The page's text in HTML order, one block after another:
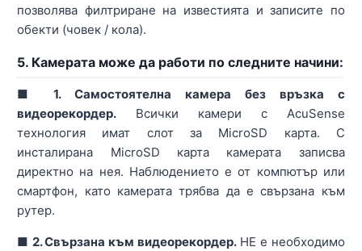
позволява филтриране на известията и записите по
обекти (човек / кола).
5. Камерата може да работи по следните начини:
■ 1. Самостоятелна камера без връзка с
видеорекордер. Всички камери с AcuSense
технология имат слот за MicroSD карта. С
инсталирана MicroSD карта камерата записва
директно на нея. Наблюдението е от компютър или
смартфон, като камерата трябва да е свързана към
рутер.
■ 2. Свързана към видеорекордер.НЕ е необходимо